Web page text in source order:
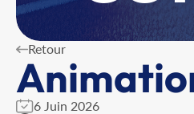
Retour
6 Juin 2026